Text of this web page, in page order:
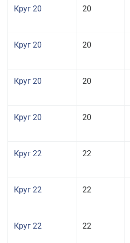
Круг 20 20
Круг 20 20
Круг 20 20
Круг 20 20
Круг 22 22
Круг 22 22
Круг 22 22